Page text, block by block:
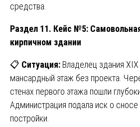
средства.
Раздел 11. Кейс №5:
кирпичном здании
📋 Ситуация: Владелец здания
мансардный этаж без проекта.
стенах первого этажа пошли
Администрация подала иск о
постройки.